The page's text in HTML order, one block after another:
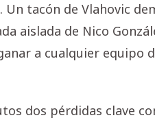
tacón de Vlahovic
aislada de Nico
a cualquier equipo
dos pérdidas clave